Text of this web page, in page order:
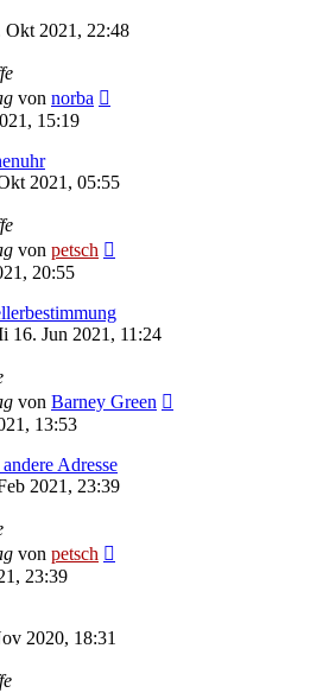
Okt 2021, 22:48
von norba
15:19
2021, 05:55
von petsch
20:55
16. Jun 2021, 11:24
von Barney Green
13:53
Adresse
2021, 23:39
von petsch
23:39
2020, 18:31